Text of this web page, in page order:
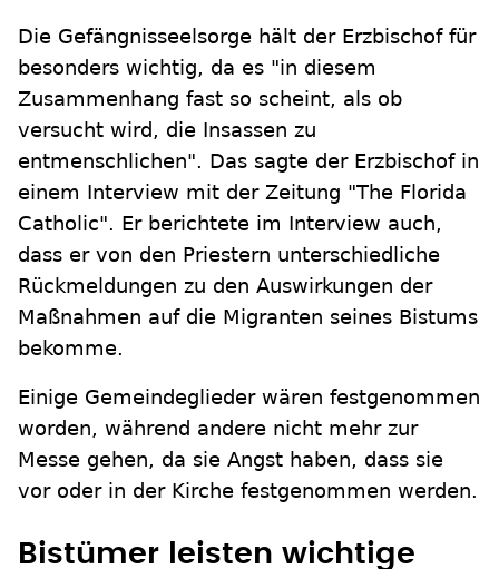
Die Gefängnisseelsorge hält der Erzbischof für
besonders wichtig, da es "in diesem
Zusammenhang fast so scheint, als ob
versucht wird, die Insassen zu
entmenschlichen". Das sagte der Erzbischof in
einem Interview mit der Zeitung "The Florida
Catholic". Er berichtete im Interview auch,
dass er von den Priestern unterschiedliche
Rückmeldungen zu den Auswirkungen der
Maßnahmen auf die Migranten seines Bistums
bekomme.
Einige Gemeindeglieder wären festgenommen
worden, während andere nicht mehr zur
Messe gehen, da sie Angst haben, dass sie
vor oder in der Kirche festgenommen werden.
Bistümer leisten wichtige